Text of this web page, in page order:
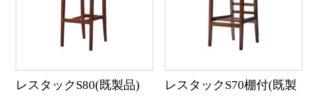
レスタックS80(既製品)
レスタックS70棚付(既製